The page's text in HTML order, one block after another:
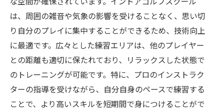
は、周囲の雑音や気象の影響を受けることなく、思い切
り自分のプレイに集中することができるため、技術向上
に最適です。広々とした練習エリアは、他のプレイヤー
との距離も適切に保たれており、リラックスした状態で
のトレーニングが可能です。特に、プロのインストラク
ターの指導を受けながら、自分自身のペースで練習する
ことで、より高いスキルを短期間で身につけることがで